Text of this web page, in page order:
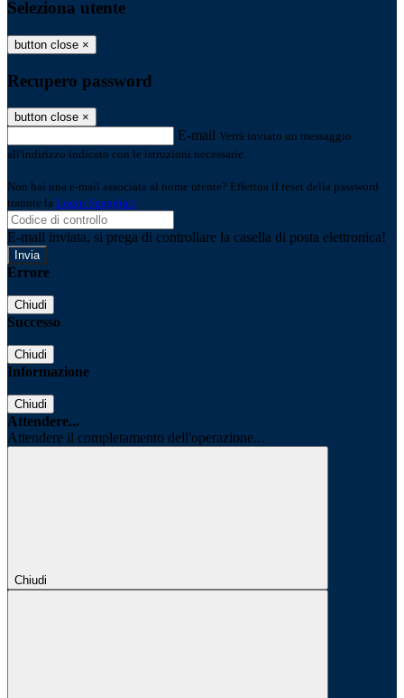
Seleziona utente
button close ×
Recupero password
button close ×
E-mail Verrà inviato un messaggio
all'indirizzo indicato con le istruzioni necessarie.
Non hai una e-mail associata al nome utente? Effettua il reset della password
tramite la Login Spaggiari
E-mail inviata, si prega di controllare la casella di posta elettronica!
Errore
Chiudi
Successo
Chiudi
Informazione
Chiudi
Attendere...
Attendere il completamento dell'operazione...
Chiudi